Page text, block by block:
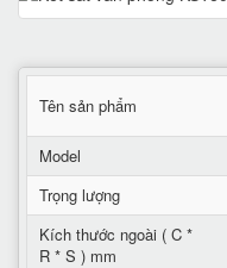
Tên sản phẩm
Model
Trọng lượng
Kích thước ngoài ( C *
R * S ) mm